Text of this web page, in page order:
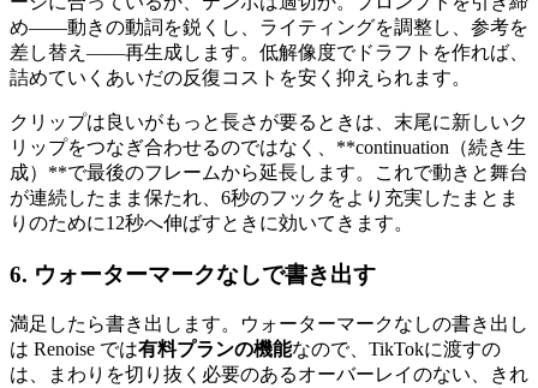
め——動きの動詞を鋭くし、ライティングを調整し、参考を
差し替え——再生成します。低解像度でドラフトを作れば、
詰めていくあいだの反復コストを安く抑えられます。
クリップは良いがもっと長さが要るときは、末尾に新しいク
リップをつなぎ合わせるのではなく、**continuation（続き生
成）**で最後のフレームから延長します。これで動きと舞台
が連続したまま保たれ、6秒のフックをより充実したまとま
りのために12秒へ伸ばすときに効いてきます。
6. ウォーターマークなしで書き出す
満足したら書き出します。ウォーターマークなしの書き出し
は Renoise では有料プランの機能なので、TikTokに渡すの
は、まわりを切り抜く必要のあるオーバーレイのない、きれ